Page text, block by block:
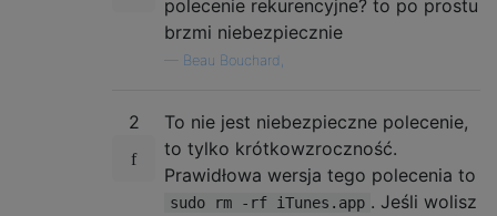
polecenie rekurencyjne? to po prostu
brzmi niebezpiecznie
Beau Bouchard,
2
To nie jest niebezpieczne polecenie,
to tylko krótkowzroczność.
Prawidłowa wersja tego polecenia to
sudo rm -rf iTunes.app . Jeśli wolisz